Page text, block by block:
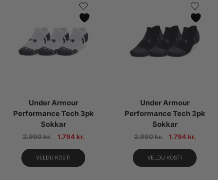
Under Armour
Performance Tech 3pk
Sokkar
2.990kr. 1.794 kr.
VELDU KOSTI
Under Armour
Performance Tech 3pk
Sokkar
2.990kr. 1.794 kr.
VELDU KOSTI